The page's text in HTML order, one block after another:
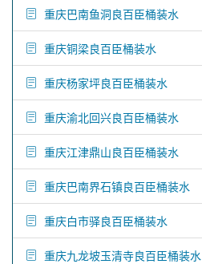
重庆巴南鱼洞良百臣桶装水
重庆铜梁良百臣桶装水
重庆杨家坪良百臣桶装水
重庆渝北回兴良百臣桶装水
重庆江津鼎山良百臣桶装水
重庆巴南界石镇良百臣桶装水
重庆白市驿良百臣桶装水
重庆九龙坡玉清寺良百臣桶装水